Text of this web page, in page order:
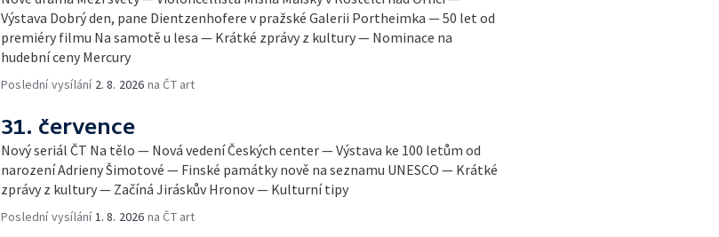
Výstava Dobrý den, pane Dientzenhofere v pražské Galerii Portheimka — 50 let od
premiéry filmu Na samotě u lesa — Krátké zprávy z kultury — Nominace na
hudební ceny Mercury
Poslední vysílání 2. 8. 2026 na ČT art
31. července
Nový seriál ČT Na tělo — Nová vedení Českých center — Výstava ke 100 letům od
narození Adrieny Šimotové — Finské památky nově na seznamu UNESCO — Krátké
zprávy z kultury — Začíná Jiráskův Hronov — Kulturní tipy
Poslední vysílání1. 8. 2026 na ČT art